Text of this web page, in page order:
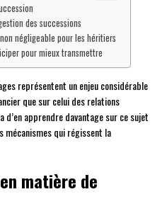
des successions
négligeable pour les héritiers
pour mieux transmettre
représentent un enjeu considérable
que sur celui des relations
apprendre davantage sur ce sujet
mécanismes qui régissent la
matière de